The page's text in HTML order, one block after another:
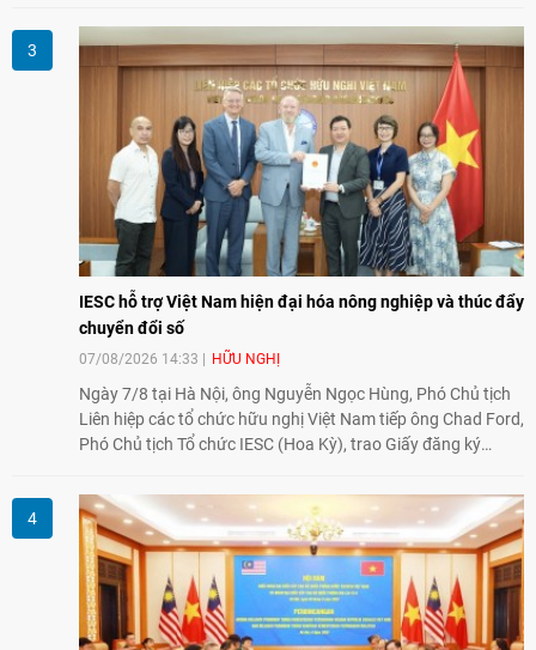
giao lưu nhân dân trong chặng đường nửa thế kỷ quan hệ
song phương.
IESC hỗ trợ Việt Nam hiện đại hóa nông nghiệp và thúc đẩy
chuyển đổi số
07/08/2026 14:33 HỮU NGHỊ
Ngày 7/8 tại Hà Nội, ông Nguyễn Ngọc Hùng, Phó Chủ tịch
Liên hiệp các tổ chức hữu nghị Việt Nam tiếp ông Chad Ford,
Phó Chủ tịch Tổ chức IESC (Hoa Kỳ), trao Giấy đăng ký
đổi về định hướng triển khai Dự án "Mở rộng Thương mại
Nông nghiệp và An toàn thực phẩm Hoa Kỳ - Việt Nam",
hướng tới thúc đẩy chuyển đổi số, hiện đại hóa nông nghiệp
và mở rộng hợp tác phát triển giữa hai nước.